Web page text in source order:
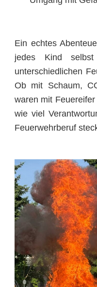
Ein echtes
jedes Kind
unterschiedlichen
Ob mit Schaum,
waren mit
wie viel
Feuerwehrberuf